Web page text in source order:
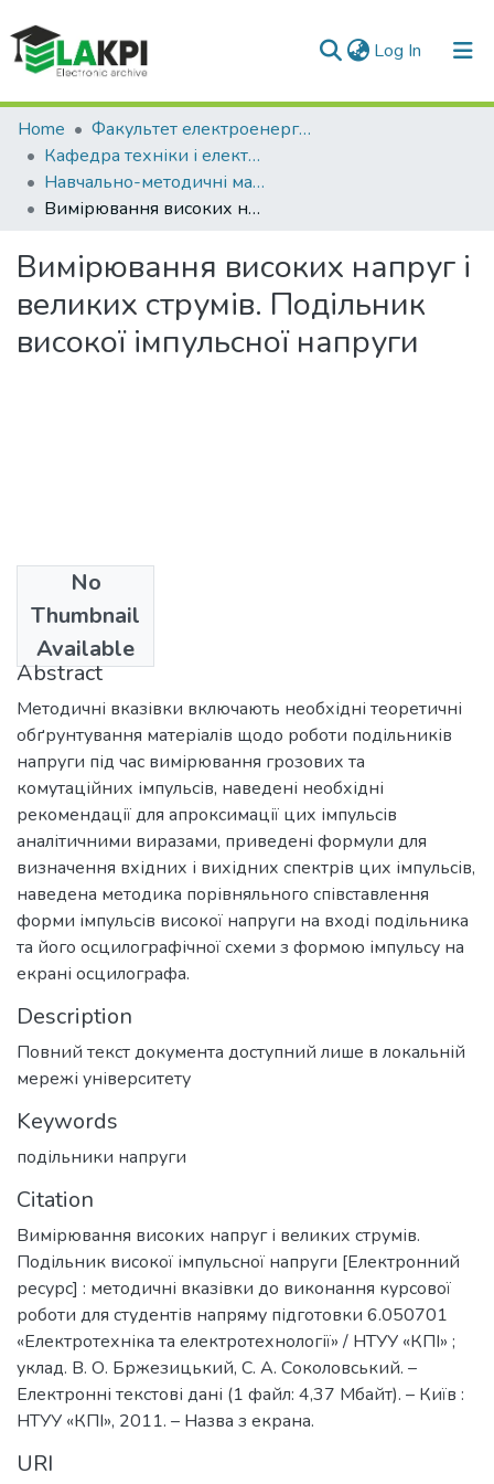
Log In (current)
Communities & Collections
All of DSpace
Statistics
Home
Факультет електроенерготехніки та автоматики (ФЕА)
Кафедра техніки і електрофізики високих напруг (ТЕВН)
Навчально-методичні матеріали (ТЕВН)
Вимірювання високих напруг і великих струмів. Подільник високої імпульсної напруги
Вимірювання високих напруг і
великих струмів. Подільник
високої імпульсної напруги
No
Thumbnail
Available
2011
Abstract
Методичні вказівки включають необхідні теоретичні
обґрунтування матеріалів щодо роботи подільників
напруги під час вимірювання грозових та
комутаційних імпульсів, наведені необхідні
рекомендації для апроксимації цих імпульсів
аналітичними виразами, приведені формули для
визначення вхідних і вихідних спектрів цих імпульсів,
наведена методика порівняльного співставлення
форми імпульсів високої напруги на вході подільника
та його осцилографічної схеми з формою імпульсу на
екрані осцилографа.
Description
Повний текст документа доступний лише в локальній
мережі університету
Keywords
подільники напруги
Citation
Вимірювання високих напруг і великих струмів.
Подільник високої імпульсної напруги [Електронний
ресурс] : методичні вказівки до виконання курсової
роботи для студентів напряму підготовки 6.050701
«Електротехніка та електротехнології» / НТУУ «КПІ» ;
уклад. В. О. Бржезицький, С. А. Соколовський. –
Електронні текстові дані (1 файл: 4,37 Мбайт). – Київ :
НТУУ «КПІ», 2011. – Назва з екрана.
URI